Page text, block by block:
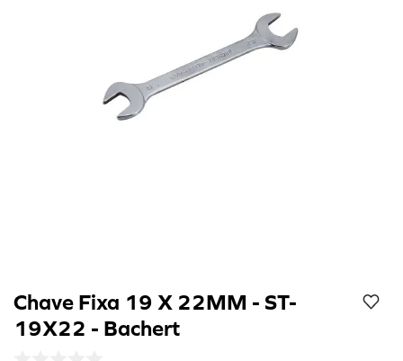
Chave Fixa 19 X 22MM - ST-
19X22 - Bachert